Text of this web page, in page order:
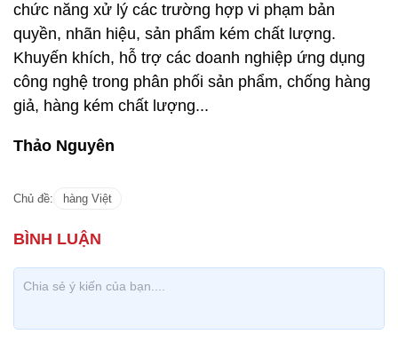
chức năng xử lý các trường hợp vi phạm bản
quyền, nhãn hiệu, sản phẩm kém chất lượng.
Khuyến khích, hỗ trợ các doanh nghiệp ứng dụng
công nghệ trong phân phối sản phẩm, chống hàng
giả, hàng kém chất lượng...
Thảo Nguyên
Chủ đề: hàng Việt